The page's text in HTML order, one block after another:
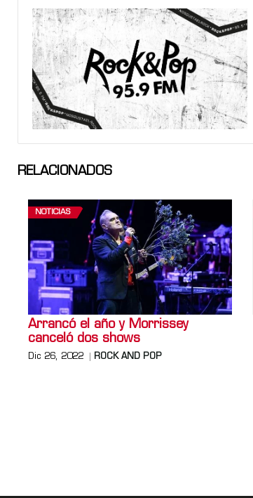
RELACIONADOS
NOTICIAS
Arrancó el año y Morrissey
canceló dos shows
Dic 26, 2022 ROCK AND POP